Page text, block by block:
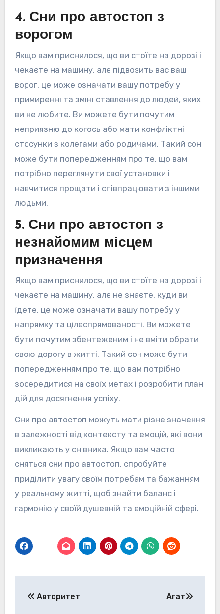
4. Сни про автостоп з
ворогом
Якщо вам приснилося, що ви стоїте на дорозі і
чекаєте на машину, але підвозить вас ваш
ворог, це може означати вашу потребу у
примиренні та зміні ставлення до людей, яких
ви не любите. Ви можете бути почутим
неприязню до когось або мати конфліктні
стосунки з колегами або родичами. Такий сон
може бути попередженням про те, що вам
потрібно переглянути свої установки і
навчитися прощати і співпрацювати з іншими
людьми.
5. Сни про автостоп з
незнайомим місцем
призначення
Якщо вам приснилося, що ви стоїте на дорозі і
чекаєте на машину, але не знаєте, куди ви
їдете, це може означати вашу потребу у
напрямку та цілеспрямованості. Ви можете
бути почутим збентеженим і не вміти обрати
свою дорогу в житті. Такий сон може бути
попередженням про те, що вам потрібно
зосередитися на своїх метах і розробити план
дій для досягнення успіху.
Сни про автостоп можуть мати різне значення
в залежності від контексту та емоцій, які вони
викликають у снівника. Якщо вам часто
сняться сни про автостоп, спробуйте
приділити увагу своїм потребам та бажанням
у реальному житті, щоб знайти баланс і
гармонію у своїй душевній та емоційній сфері.
записів
Авторитет Агат